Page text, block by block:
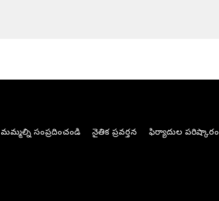
మమ్మల్ని సంప్రదించండి నైతిక ప్రవర్తన ఫిర్యాదుల పరిష్కారం